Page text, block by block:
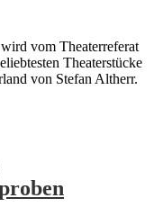
vom Theaterreferat
Theaterstücke
von Stefan Altherr.